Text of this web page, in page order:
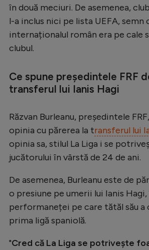
Campionate
Starurile fotbalului
Clasamente
Tenis
Handbal
Formula 1
Gimnastică
Auto
Rugby
în două meciuri. De asemenea,
l-a inclus nici pe lista UEFA, semn
internaționalul român era pe cale
clubul.
Ce spune președintele FRF
transferul lui Ianis Hagi
Răzvan Burleanu, președintele
opinia cu părerea la transferul lui
opinia sa, stilul La Liga i se
jucătorului în vârstă de 24 de ani.
De asemenea, Burleanu este de
o presiune pe umerii lui Ianis
performaneței pe care tătăl său
prima ligă spaniolă.
"Cred că La Liga se potriveşte